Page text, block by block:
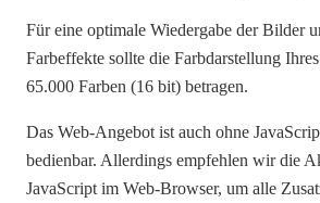
Für eine optimale Wiedergabe der Bilder
Farbeffekte sollte die Farbdarstellung
65.000 Farben (16 bit) betragen.
Das Web-Angebot ist auch ohne
bedienbar. Allerdings empfehlen wir die
JavaScript im Web-Browser, um alle